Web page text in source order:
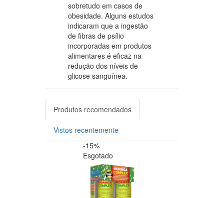
sobretudo em casos de
obesidade. Alguns estudos
indicaram que a ingestão
de fibras de psílio
incorporadas em produtos
alimentares é eficaz na
redução dos níveis de
glicose sanguínea.
Produtos recomendados
Vistos recentemente
-15%
Esgotado